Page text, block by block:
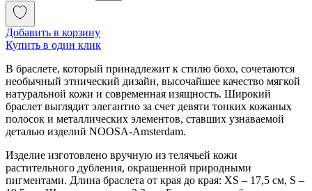
Добавить в корзину
Купить в один клик
В браслете, который принадлежит к стилю бохо, сочетаются
необычный этнический дизайн, высочайшее качество мягкой
натуральной кожи и современная изящность. Широкий
браслет выглядит элегантно за счет девяти тонких кожаных
полосок и металлических элементов, ставших узнаваемой
деталью изделий NOOSA-Amsterdam.
Изделие изготовлено вручную из телячьей кожи
растительного дубления, окрашенной природными
пигментами. Длина браслета от края до края: XS – 17,5 см, S –